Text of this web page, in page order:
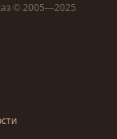
© 2005—2025